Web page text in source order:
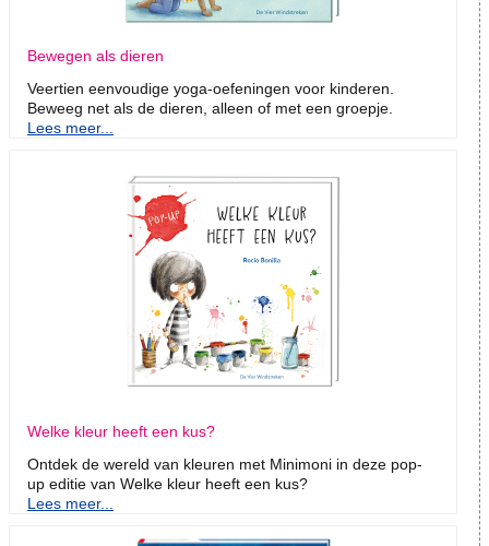
Bewegen als dieren
Veertien eenvoudige yoga-oefeningen voor kinderen.
Beweeg net als de dieren, alleen of met een groepje.
Lees meer...
Welke kleur heeft een kus?
Ontdek de wereld van kleuren met Minimoni in deze pop-
up editie van Welke kleur heeft een kus?
Lees meer...